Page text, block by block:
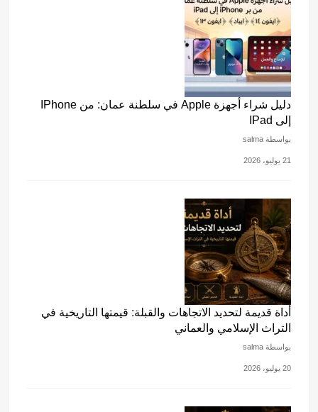
دليل شراء أجهزة Apple في سلطنة عمان: من IPhone
إلى IPad
بواسطة salma
21 يوليو، 2026
أداة قديمة لتحديد الاتجاهات والقبلة: قيمتها التاريخية في
التراث الإسلامي والعماني
بواسطة salma
20 يوليو، 2026